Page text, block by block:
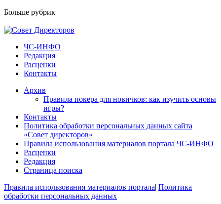
Больше рубрик
ЧС-ИНФО
Редакция
Расценки
Контакты
Архив
Правила покера для новичков: как изучить основы
игры?
Контакты
Политика обработки персональных данных сайта
«Совет директоров»
Правила использования материалов портала ЧС-ИНФО
Расценки
Редакция
Страница поиска
Правила использования материалов портала| Политика
обработки персональных данных